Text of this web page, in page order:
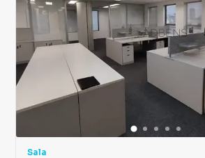
Sala